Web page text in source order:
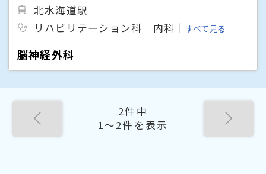
北水海道駅
リハビリテーション科
内科 すべて見る
脳神経外科
2件中
1〜2件を表示